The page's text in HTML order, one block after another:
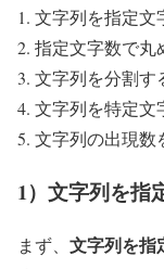
文字列を指定文
指定文字数で丸
文字列を分割す
文字列を特定文
文字列の出現数
1）文字列を指
まず、 文字列を指